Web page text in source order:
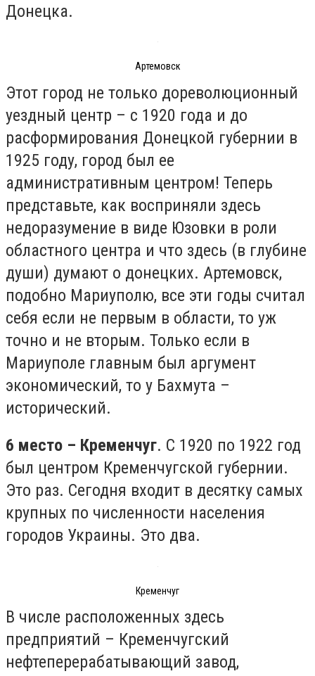
Донецка.
Артемовск
Этот город не только дореволюционный
уездный центр – с 1920 года и до
расформирования Донецкой губернии в
1925 году, город был ее
административным центром! Теперь
представьте, как восприняли здесь
недоразумение в виде Юзовки в роли
областного центра и что здесь (в глубине
души) думают о донецких. Артемовск,
подобно Мариуполю, все эти годы считал
себя если не первым в области, то уж
точно и не вторым. Только если в
Мариуполе главным был аргумент
экономический, то у Бахмута –
исторический.
6 место – Кременчуг. С 1920 по 1922 год
был центром Кременчугской губернии.
Это раз. Сегодня входит в десятку самых
крупных по численности населения
городов Украины. Это два.
Кременчуг
В числе расположенных здесь
предприятий – Кременчугский
нефтеперерабатывающий завод,